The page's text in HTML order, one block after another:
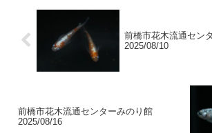
前橋市花木流通セン
2025/08/10
前橋市花木流通センターみのり館
2025/08/16